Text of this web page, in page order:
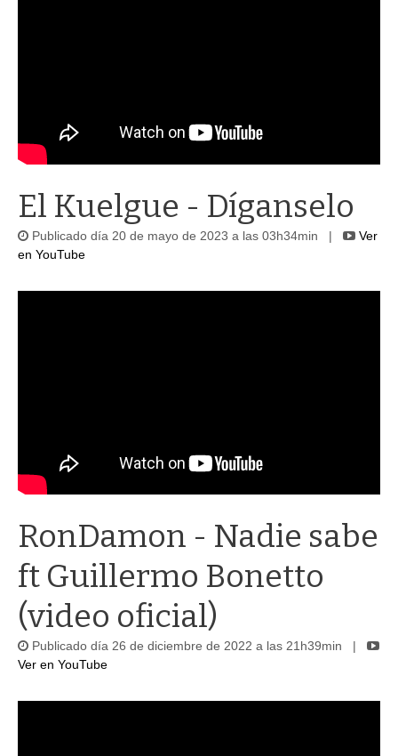
El Kuelgue - Díganselo
Publicado día 20 de mayo de 2023 a las 03h34min |
Ver
en YouTube
RonDamon - Nadie sabe
ft Guillermo Bonetto
(video oficial)
Publicado día 26 de diciembre de 2022 a las 21h39min |
Ver en YouTube